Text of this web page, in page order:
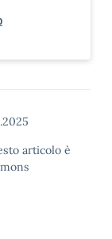
articolo è